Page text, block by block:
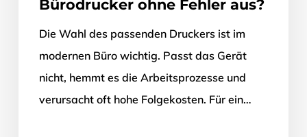
Bürodrucker ohne Fehler aus?
Die Wahl des passenden Druckers ist im
modernen Büro wichtig. Passt das Gerät
nicht, hemmt es die Arbeitsprozesse und
verursacht oft hohe Folgekosten. Für ein…